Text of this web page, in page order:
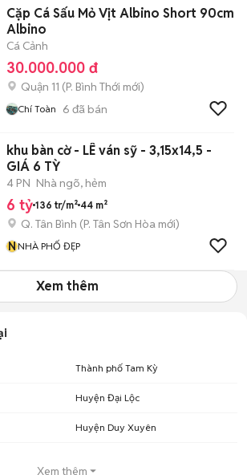
Cặp Cá Sấu Mỏ Vịt Albino Short 90cm
Albino
Cá Cảnh
30.000.000 đ
Quận 11 (P. Bình Thới mới)
Chí Toàn 6 đã bán
khu bàn cờ - LÊ ván sỹ - 3,15x14,5 -
GIÁ 6 TỲ
4 PN Nhà ngõ, hẻm
6 tỷ 136 tr/m² 44 m²
Q. Tân Bình (P. Tân Sơn Hòa mới)
NNHÀ PHỐ ĐẸP
Xem thêm
Thành phố Tam Kỳ
Huyện Đại Lộc
Huyện Duy Xuyên
Xem thêm